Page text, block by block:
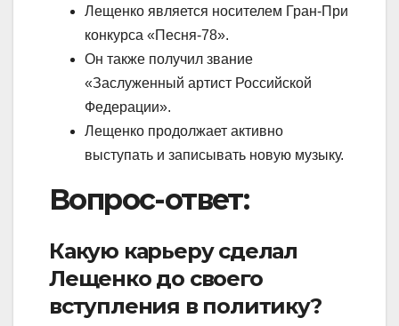
Лещенко является носителем Гран-При
конкурса «Песня-78».
Он также получил звание
«Заслуженный артист Российской
Федерации».
Лещенко продолжает активно
выступать и записывать новую музыку.
Вопрос-ответ:
Какую карьеру сделал
Лещенко до своего
вступления в политику?